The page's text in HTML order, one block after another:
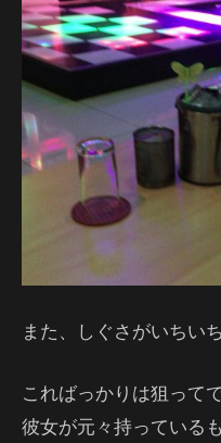
また、しぐさがいちい
こればっかりは狙って
彼女が元々持っている